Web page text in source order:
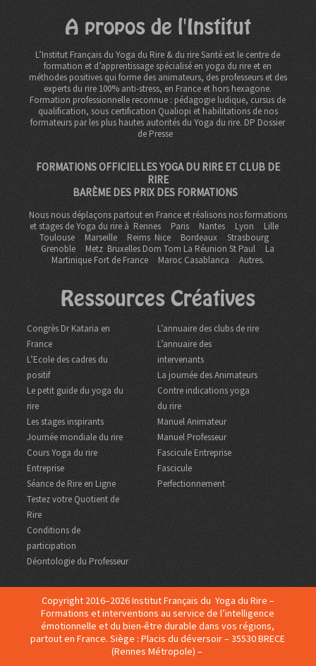
A propos de l'Institut
L’Institut Français du Yoga du Rire & du rire Santé est le centre de
formation et d’apprentissage spécialisé en yoga du rire et en
méthodes positives qui forme des animateurs, des professeurs et des
experts du rire 100% anti-stress, en France et hors hexagone.
Formation professionnelle reconnue : pédagogie ludique, cursus de
qualification, sous certification Qualiopi et habilitations de nos
formateurs par les plus hautes autorités du Yoga du rire. DPDossier
de Presse
FORMATIONS OFFICIELLES YOGA DU RIRE ET CLUB DE
RIRE
BARÈME DES PRIX DES FORMATIONS
Nous nous déplaçons partout en France et réalisons nos formations
et stages de Yoga du rire à Rennes Paris Nantes Lyon
Lille
Toulouse
Marseille Reims Nice Bordeaux
Strasbourg
Grenoble
Metz Bruxelles Dom TomLa Réunion St Paul
La
Martinique Fort de France
Maroc Casablanca Autres.
Ressources Créatives
Congrès Dr Kataria en
France
L’Ecole des cadres du
positif
Le petit guide du yoga du
rire
Les stages inspirants
Journée mondiale du rire
Cours Yoga du rire
Entreprise
Séance de Rire en Ligne
Testez votre Quotient de
Rire
Conditions de
participation
Déontologie du Professeur
L’annuaire des clubs de rire
L’annuaire des
intervenants
La journée des Animateurs
Contre indications yoga
du rire
Manuel Animateur
Manuel Professeur
Fascicule Entreprise
Fascicule
Perfectionnement
Copyright 2016–2026 Institut Français du Yoga du Rire –
Formations et interventions au service de l’intelligence
émotionnelle et du bien-être durable dans vos régions,
partout en France. Siège : Placis du déversoir – 35530 BRECE
(Rennes Métropole) –